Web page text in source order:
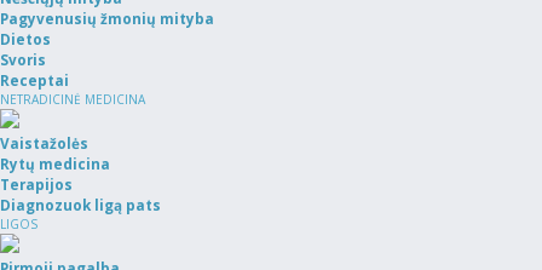
Pagyvenusių žmonių mityba
Dietos
Svoris
Receptai
NETRADICINĖ MEDICINA
Vaistažolės
Rytų medicina
Terapijos
Diagnozuok ligą pats
LIGOS